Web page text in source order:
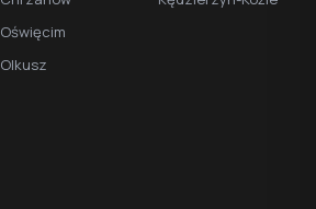
Oświęcim
Olkusz